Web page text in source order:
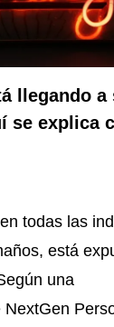
llegando a
se explica
todas las
está
una